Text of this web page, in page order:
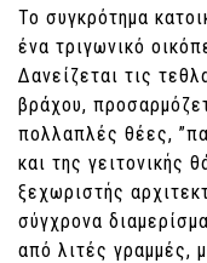
Το συγκρότημα
ένα τριγωνικό
Δανείζεται τις
βράχου,
πολλαπλές θέες,
και της γειτονικής
ξεχωριστής
σύγχρονα
από λιτές γραμμές,